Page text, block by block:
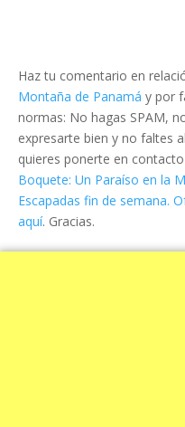
Haz tu comentario en
Montaña de Panamá y por
normas: No hagas SPAM,
expresarte bien y no faltes
quieres ponerte en
Boquete: Un Paraíso en la
Escapadas fin de semana.
aquí. Gracias.